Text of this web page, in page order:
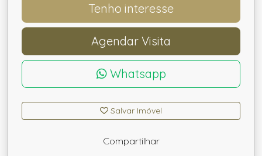
Tenho interesse
Agendar Visita
Whatsapp
Salvar Imóvel
Compartilhar